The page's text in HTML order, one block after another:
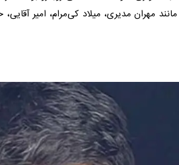
مهران مدیری، میلاد کی‌مرام، امیر